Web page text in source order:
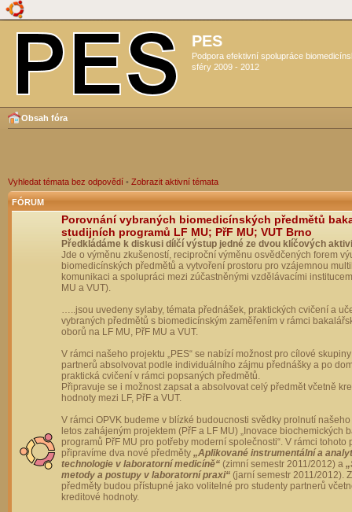
PES
Podpora efektivní spolupráce
sféry 2009 - 2012
Obsah fóra
Vyhledat témata bez odpovědí • Zobrazit aktivní témata
FÓRUM
Porovnání vybraných biomedicínských předmětů
studijních programů LF MU; PřF MU; VUT Brno
Předkládáme k diskusi dílčí výstup jedné ze dvou klíčových
Jde o výměnu zkušeností, reciproční výměnu osvědčených forem
biomedicínských předmětů a vytvoření prostoru pro vzájemnou
komunikaci a spolupráci mezi zúčastněnými vzdělávacími
MU a VUT).
…..jsou uvedeny sylaby, témata přednášek, praktických cvičení a
vybraných předmětů s biomedicínským zaměřením v rámci
oborů na LF MU, PřF MU a VUT.
V rámci našeho projektu „PES“ se nabízí možnost pro cílové
partnerů absolvovat podle individuálního zájmu přednášky a po
praktická cvičení v rámci popsaných předmětů.
Připravuje se i možnost zapsat a absolvovat celý předmět včetně
hodnoty mezi LF, PřF a VUT.
V rámci OPVK budeme v blízké budoucnosti svědky prolnutí
letos zahájeným projektem (PřF a LF MU) „Inovace biochemických
programů PřF MU pro potřeby moderní společnosti“. V rámci tohoto
připravíme dva nové předměty „Aplikované instrumentální a
technologie v laboratorní medicíně“ (zimní semestr 2011/2012) a
metody a postupy v laboratorní praxi“ (jarní semestr 2011/2012).
předměty budou přístupné jako volitelné pro studenty partnerů
kreditové hodnoty.